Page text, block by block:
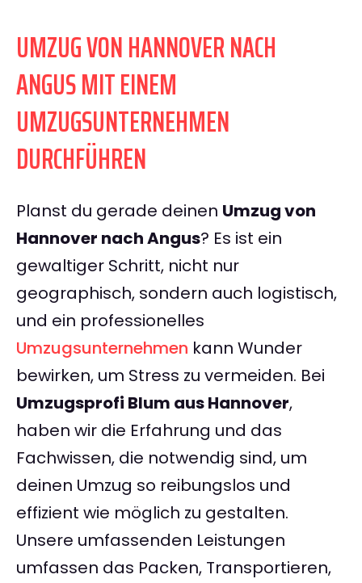
UMZUG VON HANNOVER NACH
ANGUS MIT EINEM
UMZUGSUNTERNEHMEN
DURCHFÜHREN
Planst du gerade deinen Umzug von
Hannover nach Angus? Es ist ein
gewaltiger Schritt, nicht nur
geographisch, sondern auch logistisch,
und ein professionelles
Umzugsunternehmen kann Wunder
bewirken, um Stress zu vermeiden. Bei
Umzugsprofi Blum aus Hannover,
haben wir die Erfahrung und das
Fachwissen, die notwendig sind, um
deinen Umzug so reibungslos und
effizient wie möglich zu gestalten.
Unsere umfassenden Leistungen
umfassen das Packen, Transportieren,